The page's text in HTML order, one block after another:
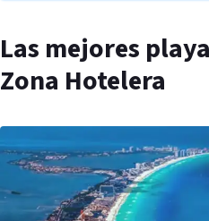
Las mejores
Zona Hotelera